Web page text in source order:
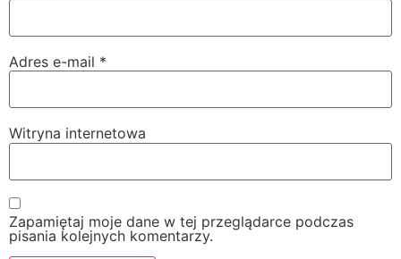
Adres e-mail *
Witryna internetowa
Zapamiętaj moje dane w tej przeglądarce podczas
pisania kolejnych komentarzy.